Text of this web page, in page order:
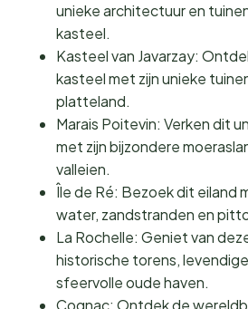
unieke architectuur en
kasteel.
Kasteel van Javarzay:
kasteel met zijn unieke
platteland.
Marais Poitevin: Verken dit
met zijn bijzondere
valleien.
Île de Ré: Bezoek dit eiland
water, zandstranden en
La Rochelle: Geniet van
historische torens,
sfeervolle oude haven.
Cognac: Ontdek de